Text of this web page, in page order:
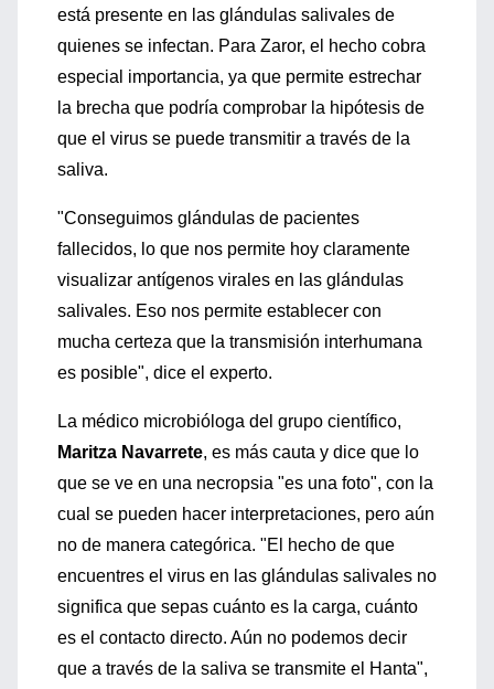
está presente en las glándulas salivales de
quienes se infectan. Para Zaror, el hecho cobra
especial importancia, ya que permite estrechar
la brecha que podría comprobar la hipótesis de
que el virus se puede transmitir a través de la
saliva.
"Conseguimos glándulas de pacientes
fallecidos, lo que nos permite hoy claramente
visualizar antígenos virales en las glándulas
salivales. Eso nos permite establecer con
mucha certeza que la transmisión interhumana
es posible", dice el experto.
La médico microbióloga del grupo científico,
Maritza Navarrete, es más cauta y dice que lo
que se ve en una necropsia "es una foto", con la
cual se pueden hacer interpretaciones, pero aún
no de manera categórica. "El hecho de que
encuentres el virus en las glándulas salivales no
significa que sepas cuánto es la carga, cuánto
es el contacto directo. Aún no podemos decir
que a través de la saliva se transmite el Hanta",